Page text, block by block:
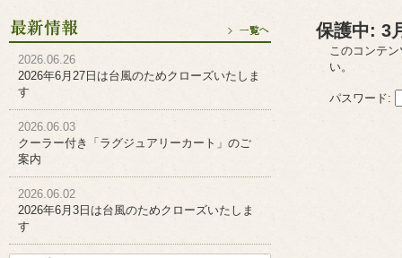
2026.06.26
2026年6月27日は台風のためクローズいたしま
す
2026.06.03
クーラー付き「ラグジュアリーカート」のご
案内
2026.06.02
2026年6月3日は台風のためクローズいたしま
す
保護中: 3
このコンテ
い。
パスワード: